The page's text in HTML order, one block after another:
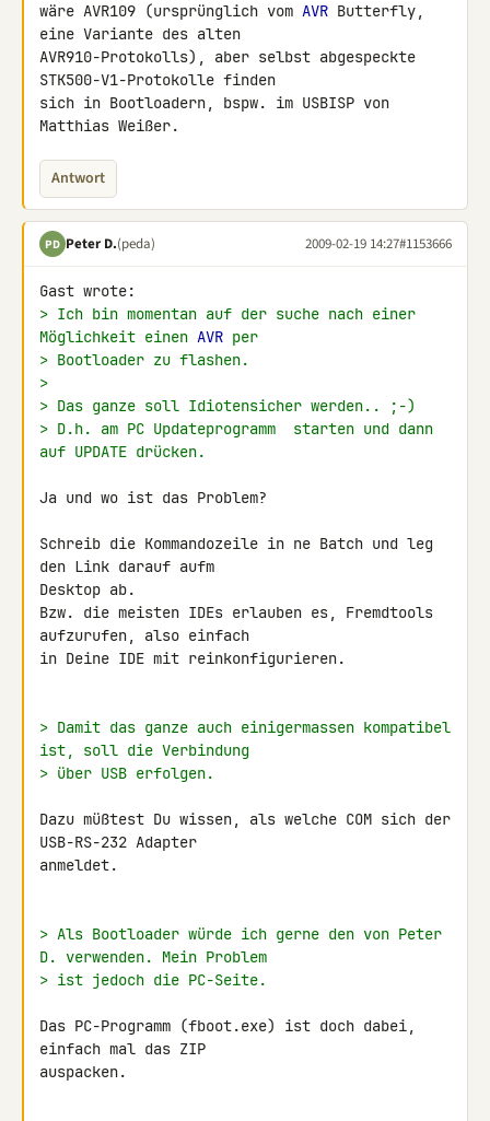
wäre AVR109 (ursprünglich vom AVR Butterfly,
eine Variante des alten
AVR910-Protokolls), aber selbst abgespeckte
STK500-V1-Protokolle finden
sich in Bootloadern, bspw. im USBISP von
Matthias Weißer.
Antwort
PD Peter D.(peda) 2009-02-19 14:27#1153666
> Ich bin momentan auf der suche nach einer
Möglichkeit einen AVR per
> Bootloader zu flashen.
>
> Das ganze soll Idiotensicher werden.. ;-)
> D.h. am PC Updateprogramm  starten und dann
auf UPDATE drücken.
Ja und wo ist das Problem?
Schreib die Kommandozeile in ne Batch und leg
den Link darauf aufm
Desktop ab.
Bzw. die meisten IDEs erlauben es, Fremdtools
aufzurufen, also einfach
in Deine IDE mit reinkonfigurieren.
> Damit das ganze auch einigermassen kompatibel
ist, soll die Verbindung
> über USB erfolgen.
Dazu müßtest Du wissen, als welche COM sich der
USB-RS-232 Adapter
anmeldet.
> Als Bootloader würde ich gerne den von Peter
D. verwenden. Mein Problem
> ist jedoch die PC-Seite.
Das PC-Programm (fboot.exe) ist doch dabei,
einfach mal das ZIP
auspacken.